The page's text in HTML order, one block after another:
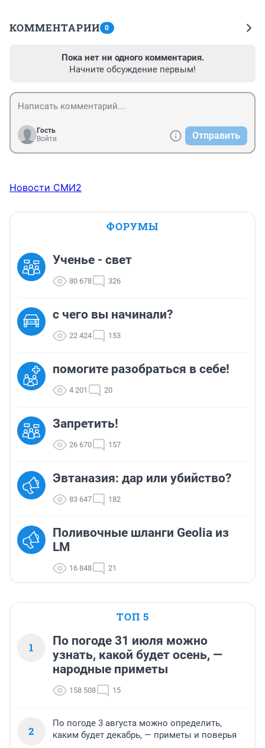
КОММЕНТАРИИ 0
Пока нет ни одного комментария.
Начните обсуждение первым!
Гость
Войти
Отправить
Новости СМИ2
ФОРУМЫ
Ученье - свет
80 678 326
с чего вы начинали?
22 424 153
помогите разобраться в себе!
4 201 20
Запретить!
26 670 157
Эвтаназия: дар или убийство?
83 647 182
Поливочные шланги Geolia из
LM
16 848 21
ТОП 5
1
По погоде 31 июля можно
узнать, какой будет осень, —
народные приметы
158 508 15
2
По погоде 3 августа можно определить,
каким будет декабрь, — приметы и поверья